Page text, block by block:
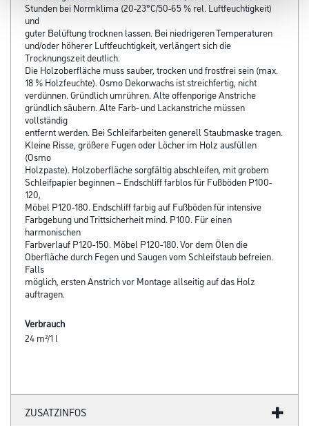
Stunden bei Normklima (20-23°C/50-65 % rel. Luftfeuchtigkeit)
und
guter Belüftung trocknen lassen. Bei niedrigeren Temperaturen
und/oder höherer Luftfeuchtigkeit, verlängert sich die
Trocknungszeit deutlich.
Die Holzoberfläche muss sauber, trocken und frostfrei sein (max.
18 % Holzfeuchte). Osmo Dekorwachs ist streichfertig, nicht
verdünnen. Gründlich umrühren. Alte offenporige Anstriche
gründlich säubern. Alte Farb- und Lackanstriche müssen
vollständig
entfernt werden. Bei Schleifarbeiten generell Staubmaske tragen.
Kleine Risse, größere Fugen oder Löcher im Holz ausfüllen
(Osmo
Holzpaste). Holzoberfläche sorgfältig abschleifen, mit grobem
Schleifpapier beginnen – Endschliff farblos für Fußböden P100-
120,
Möbel P120-180. Endschliff farbig auf Fußböden für intensive
Farbgebung und Trittsicherheit mind. P100. Für einen
harmonischen
Farbverlauf P120-150. Möbel P120-180. Vor dem Ölen die
Oberfläche durch Fegen und Saugen vom Schleifstaub befreien.
Falls
möglich, ersten Anstrich vor Montage allseitig auf das Holz
auftragen.
Verbrauch
24 m²/1 l
ZUSATZINFOS